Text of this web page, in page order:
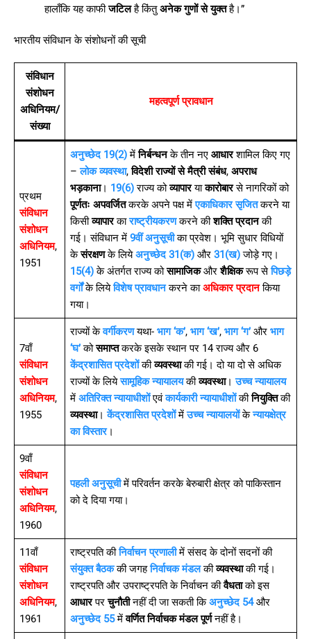
हालाँकि यह काफीजटिलहै किंतुअनेक गुणों से युक्तहै।”
भारतीय संविधान के संशोधनों की सूची
संविधान
संशोधन
अधिनियम/
संख्या
महत्वपूर्ण प्रावधान
प्रथम
संविधान
संशोधन
अधिनियम,
1951
अनुच्छेद 19(2)मेंनिर्बन्धनके तीन नएआधारशामिल किए गए
–लोक व्यवस्था,विदेशी राज्यों से मैत्री संबंध,अपराध
भड़काना। 19(6)राज्य कोव्यापारयाकारोबारसे नागरिकों को
पूर्णतः अपवर्जितकरके अपने पक्ष मेंएकाधिकार सृजितकरने या
किसीव्यापारकाराष्ट्रीयकरणकरने कीशक्ति प्रदानकी
गई। संविधान में9वीं अनुसूचीका प्रवेश। भूमि सुधार विधियों
केसंरक्षणके लियेअनुच्छेद 31(क) और31(ख)जोड़े गए।
15(4)के अंतर्गत राज्य कोसामाजिकऔरशैक्षिकरूप सेपिछड़े
वर्गोंके लियेविशेष प्रावधानकरने काअधिकार प्रदानकिया
गया।
7वाँ
संविधान
संशोधन
अधिनियम,
1955
राज्यों केवर्गीकरणयथा-भाग ‘क’,भाग ‘ख’,भाग ‘ग’ औरभाग
‘घ’कोसमाप्तकरके इसके स्थान पर 14 राज्य और 6
केंद्रशासित प्रदेशोंकीव्यवस्थाकी गई। दो या दो से अधिक
राज्यों के लियेसामूहिक न्यायालयकीव्यवस्था।उच्च न्यायालय
मेंअतिरिक्त न्यायाधीशोंएवंकार्यकारी न्यायाधीशोंकीनियुक्तिकी
व्यवस्था।केंद्रशासित प्रदेशोंमेंउच्च न्यायालयोंकेन्यायक्षेत्र
का विस्तार।
9वाँ
संविधान
संशोधन
अधिनियम,
1960
पहली अनुसूचीमें परिवर्तन करके बेरुबारी क्षेत्र को पाकिस्तान
को दे दिया गया।
11वाँ
संविधान
संशोधन
अधिनियम,
1961
राष्ट्रपति कीनिर्वाचन प्रणालीमें संसद के दोनों सदनों की
संयुक्त बैठककी जगहनिर्वाचक मंडलकीव्यवस्थाकी गई।
राष्ट्रपति और उपराष्ट्रपति के निर्वाचन कीवैधताको इस
आधारपरचुनौतीनहीं दी जा सकती किअनुच्छेद 54और
अनुच्छेद 55मेंवर्णित निर्वाचक मंडल पूर्णनहीं है।